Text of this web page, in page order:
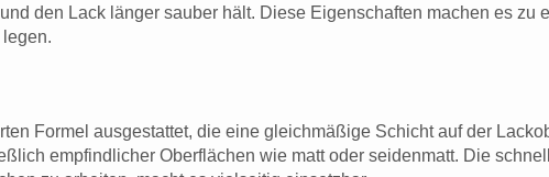
den Lack länger sauber hält. Diese Eigenschaften machen es zu
Formel ausgestattet, die eine gleichmäßige Schicht auf der
empfindlicher Oberflächen wie matt oder seidenmatt. Die